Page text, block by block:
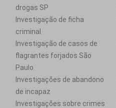
drogas SP
Investigação de ficha
criminal
Investigação de casos de
flagrantes forjados São
Paulo
Investigações de abandono
de incapaz
Investigações sobre crimes